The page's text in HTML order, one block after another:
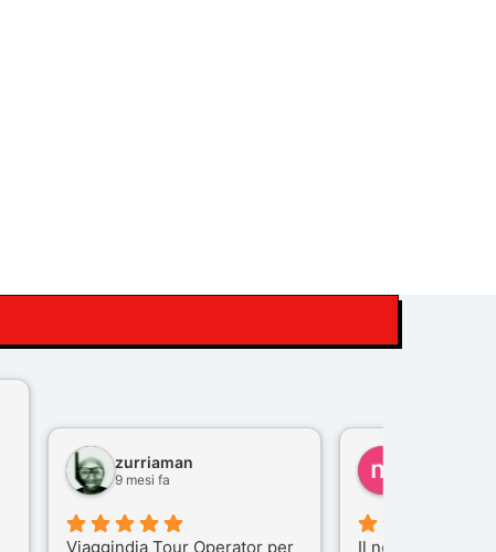
zurriaman
9 mesi fa
Viaggindia Tour Operator per
Il nostro viaggio